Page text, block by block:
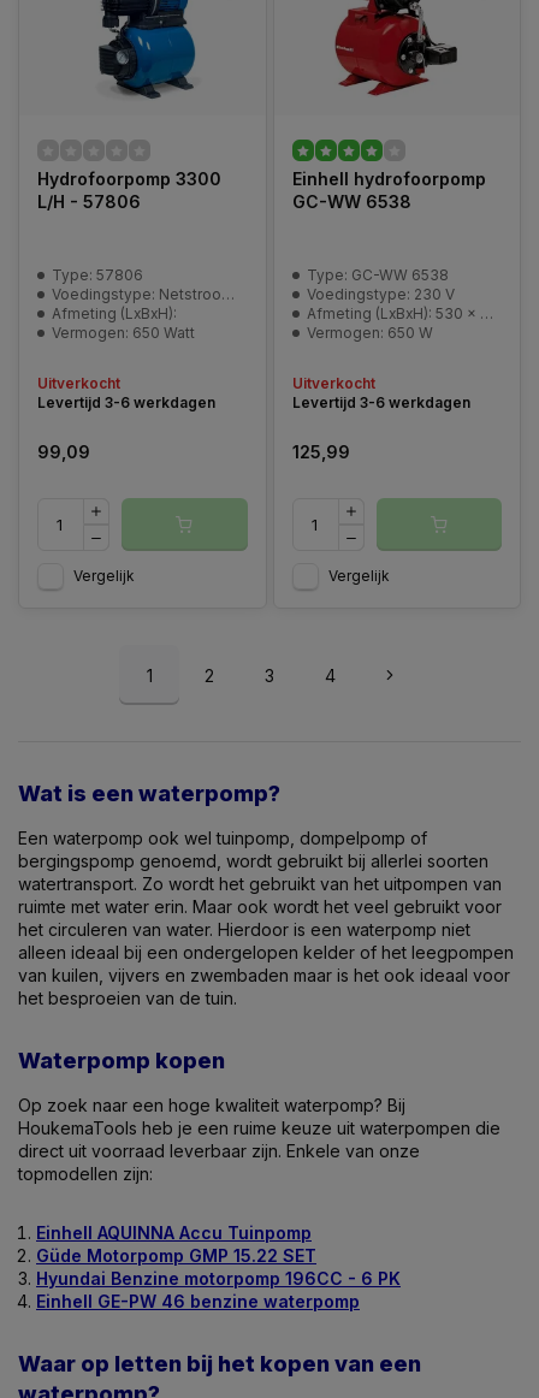
Hydrofoorpomp 3300
L/H - 57806
Type: 57806
Voedingstype: Netstroom - 230Volt
Afmeting (LxBxH):
Vermogen: 650 Watt
Uitverkocht
Levertijd 3-6 werkdagen
99,09
Vergelijk
Einhell hydrofoorpomp
GC-WW 6538
Type: GC-WW 6538
Voedingstype: 230 V
Afmeting (LxBxH): 530 x 310 x 530 mm
Vermogen: 650 W
Uitverkocht
Levertijd 3-6 werkdagen
125,99
Vergelijk
1 2 3 4
Wat is een waterpomp?
Een waterpomp ook wel tuinpomp, dompelpomp of
bergingspomp genoemd, wordt gebruikt bij allerlei soorten
watertransport. Zo wordt het gebruikt van het uitpompen van
ruimte met water erin. Maar ook wordt het veel gebruikt voor
het circuleren van water. Hierdoor is een waterpomp niet
alleen ideaal bij een ondergelopen kelder of het leegpompen
van kuilen, vijvers en zwembaden maar is het ook ideaal voor
het besproeien van de tuin.
Waterpomp kopen
Op zoek naar een hoge kwaliteit waterpomp? Bij
HoukemaTools heb je een ruime keuze uit waterpompen die
direct uit voorraad leverbaar zijn. Enkele van onze
topmodellen zijn:
Einhell AQUINNA Accu Tuinpomp
Güde Motorpomp GMP 15.22 SET
Hyundai Benzine motorpomp 196CC - 6 PK
Einhell GE-PW 46 benzine waterpomp
Waar op letten bij het kopen van een